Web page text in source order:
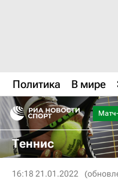
Политика В мире
Теннис
16:18 21.01.2022